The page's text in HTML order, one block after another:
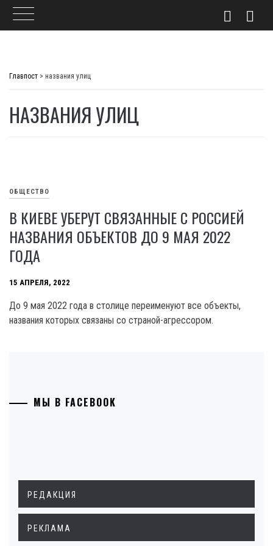
Главпост > названия улиц
НАЗВАНИЯ УЛИЦ
ОБЩЕСТВО
В КИЕВЕ УБЕРУТ СВЯЗАННЫЕ С РОССИЕЙ
НАЗВАНИЯ ОБЪЕКТОВ ДО 9 МАЯ 2022
ГОДА
15 АПРЕЛЯ, 2022
До 9 мая 2022 года в столице переименуют все объекты,
названия которых связаны со страной-агрессором.
МЫ В FACEBOOK
РЕДАКЦИЯ
РЕКЛАМА